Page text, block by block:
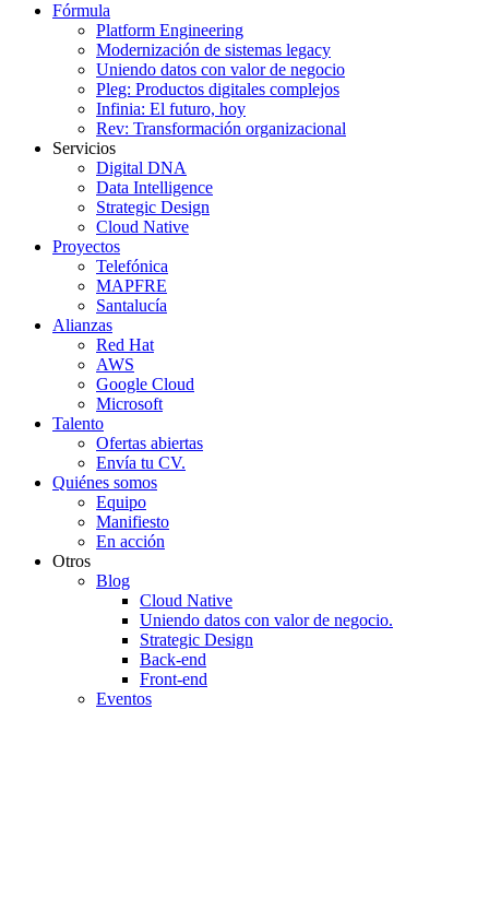
Fórmula
Platform Engineering
Modernización de sistemas legacy
Uniendo datos con valor de negocio
Pleg: Productos digitales complejos
Infinia: El futuro, hoy
Rev: Transformación organizacional
Servicios
Digital DNA
Data Intelligence
Strategic Design
Cloud Native
Proyectos
Telefónica
MAPFRE
Santalucía
Alianzas
Red Hat
AWS
Google Cloud
Microsoft
Talento
Ofertas abiertas
Envía tu CV.
Quiénes somos
Equipo
Manifiesto
En acción
Otros
Blog
Cloud Native
Uniendo datos con valor de negocio.
Strategic Design
Back-end
Front-end
Eventos